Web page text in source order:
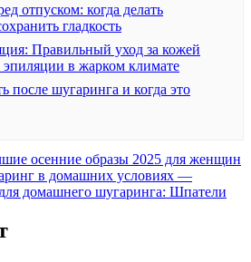
отпуском: когда делать
гладкость
Правильный уход за кожей
эпиляции в жарком климате
после шугаринга и когда это
осенние образы 2025 для женщин
в домашних условиях —
для домашнего шугаринга: Шпатели